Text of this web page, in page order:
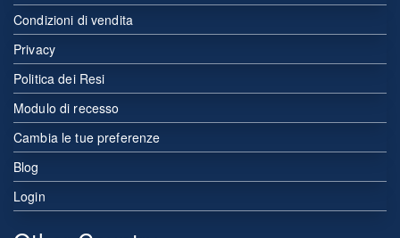
Condizioni di vendita
Privacy
Politica dei Resi
Modulo di recesso
Cambia le tue preferenze
Blog
Login